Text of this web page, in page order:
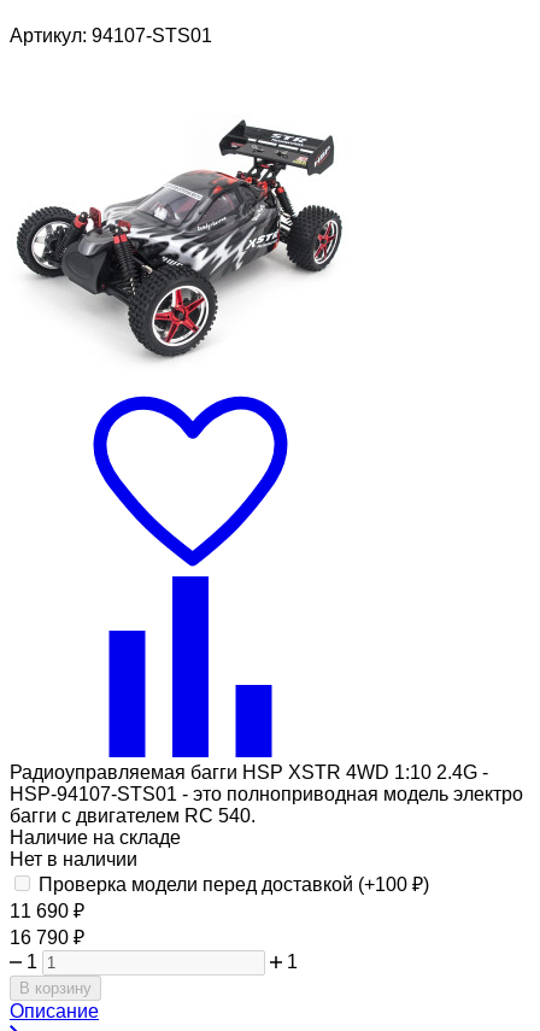
Артикул: 94107-STS01
Радиоуправляемая багги HSP XSTR 4WD 1:10 2.4G -
HSP-94107-STS01 - это полноприводная модель электро
багги с двигателем RC 540.
Наличие на складе
Нет в наличии
Проверка модели перед доставкой (+100 ₽)
11 690 ₽
16 790 ₽
1
1
В корзину
Описание